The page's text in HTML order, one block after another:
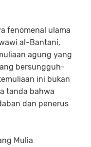
fenomenal ulama
al-Bantani,
agung yang
bersungguh-
ini bukan
tanda bahwa
dan penerus
Mulia